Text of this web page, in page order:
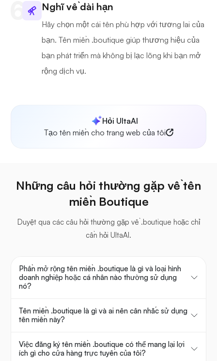
Nghĩ về dài hạn
Hãy chọn một cái tên phù hợp với tương lai của
bạn. Tên miền .boutique giúp thương hiệu của
bạn phát triển mà không bị lạc lõng khi bạn mở
rộng dịch vụ.
Hỏi UltaAI
Tạo tên miền cho trang web của tôi
Những câu hỏi thường gặp về tên
miền Boutique
Duyệt qua các câu hỏi thường gặp về .boutique hoặc chỉ
cần hỏi UltaAI.
Phần mở rộng tên miền .boutique là gì và loại hình
doanh nghiệp hoặc cá nhân nào thường sử dụng
nó?
Tên miền .boutique là gì và ai nên cân nhắc sử dụng
tên miền này?
Việc đăng ký tên miền .boutique có thể mang lại lợi
ích gì cho cửa hàng trực tuyến của tôi?